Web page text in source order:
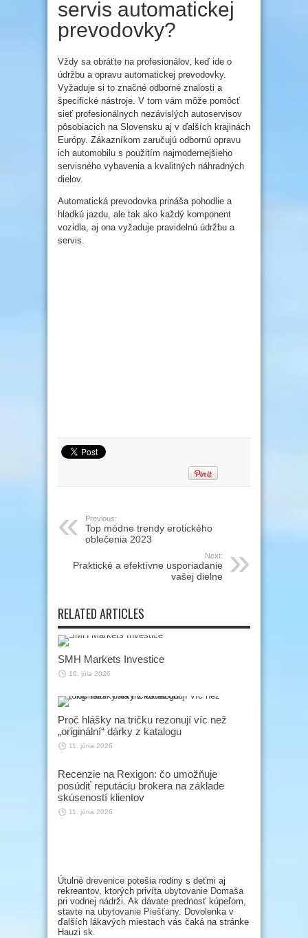
servis automatickej
prevodovky?
Vždy sa obráťte na profesionálov, keď ide o
údržbu a opravu automatickej prevodovky.
Vyžaduje si to značné odborné znalosti a
špecifické nástroje. V tom vám môže pomôcť
sieť profesionálnych nezávislých autoservisov
pôsobiacich na Slovensku aj v ďalších krajinách
Európy. Zákazníkom zaručujú odbornú opravu
ich automobilu s použitím najmodernejšieho
servisného vybavenia a kvalitných náhradných
dielov.
Automatická prevodovka prináša pohodlie a
hladkú jazdu, ale tak ako každý komponent
vozidla, aj ona vyžaduje pravidelnú údržbu a
servis.
Previous:
Top módne trendy erotického
oblečenia 2023
Next:
Praktické a efektívne usporiadanie
vašej dielne
RELATED ARTICLES
SMH Markets Investice
16. júla 2026
Proč hlášky na tričku rezonují víc než
„originální“ dárky z katalogu
11. júna 2026
Recenzie na Rexigon: čo umožňuje
posúdiť reputáciu brokera na základe
skúseností klientov
11. júna 2026
Útulné drevenice potešia rodiny s deťmi aj
rekreantov, ktorých privíta ubytovanie Domaša
pri vodnej nádrži. Ak dávate prednosť kúpeľom,
stavte na ubytovanie Piešťany. Dovolenka v
ďalších lákavých miestach vás čaká na stránke
Hauzi sk.